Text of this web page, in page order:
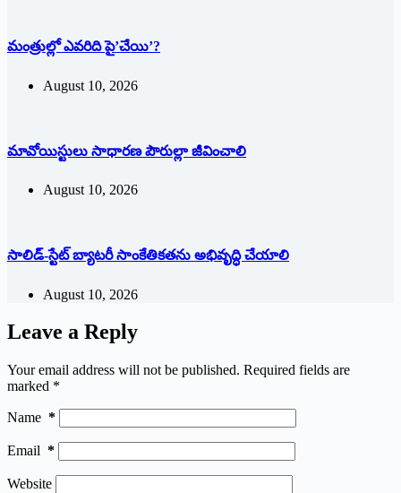
మంత్రుల్లో ఎవరిది పై’చేయి’?
August 10, 2026
మావోయిస్టులు సాధారణ పౌరుల్లా జీవించాలి
August 10, 2026
సాలిడ్-స్టేట్ బ్యాటరీ సాంకేతికతను అభివృద్ధి చేయాలి
August 10, 2026
Leave a Reply
Your email address will not be published. Required fields are
marked *
Name *
Email *
Website